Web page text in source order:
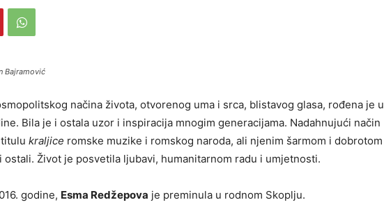
Bajramović
načina života, otvorenog uma i srca, blistavog glasa, rođena je u
Bila je i ostala uzor i inspiracija mnogim generacijama. Nadahnujući način
kraljice romske muzike i romskog naroda, ali njenim šarmom i dobrotom
ostali. Život je posvetila ljubavi, humanitarnom radu i umjetnosti.
godine, Esma Redžepova je preminula u rodnom Skoplju.